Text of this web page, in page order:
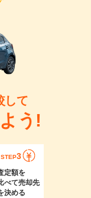
して
う!
STEP3
定額を
べて売却先
決める